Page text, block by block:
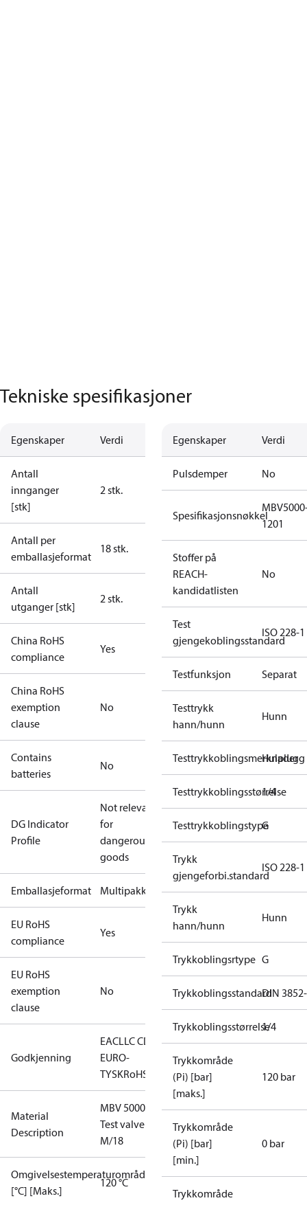
Tekniske spesifikasjoner
Egenskaper Verdi
Antall
innganger
[stk]
2 stk.
Antall per
emballasjeformat
18 stk.
Antall
utganger [stk]
2 stk.
China RoHS
compliance
Yes
China RoHS
exemption
clause
No
Contains
batteries
No
DG Indicator
Profile
Not relevant
for
dangerous
goods
Emballasjeformat Multipakk
EU RoHS
compliance
Yes
EU RoHS
exemption
clause
No
Godkjenning
EACLLC CDC
EURO-
TYSKRoHS
Material
Description
MBV 5000
Test valve
M/18
Omgivelsestemperaturområde
[°C] [Maks.]
120 °C
Egenskaper Verdi
Pulsdemper No
Spesifikasjonsnøkkel
1201
Stoffer på
REACH-
kandidatlisten
No
Test
gjengekoblingsstandard
ISO 228-1
Testfunksjon Separat
Testtrykk
hann/hunn
Hunn
Testtrykkoblingsmerknader
Hulplugg
Testtrykkoblingsstørrelse
1/4
Testtrykkoblingstype
G
Trykk
gjengeforbi.standard
ISO 228-1
Trykk
hann/hunn
Hunn
Trykkoblingsrtype G
TrykkoblingsstandardDIN
Trykkoblingsstørrelse1/4
Trykkområde
(Pi) [bar]
[maks.]
120 bar
Trykkområde
(Pi) [bar]
[min.]
0 bar
Trykkområde